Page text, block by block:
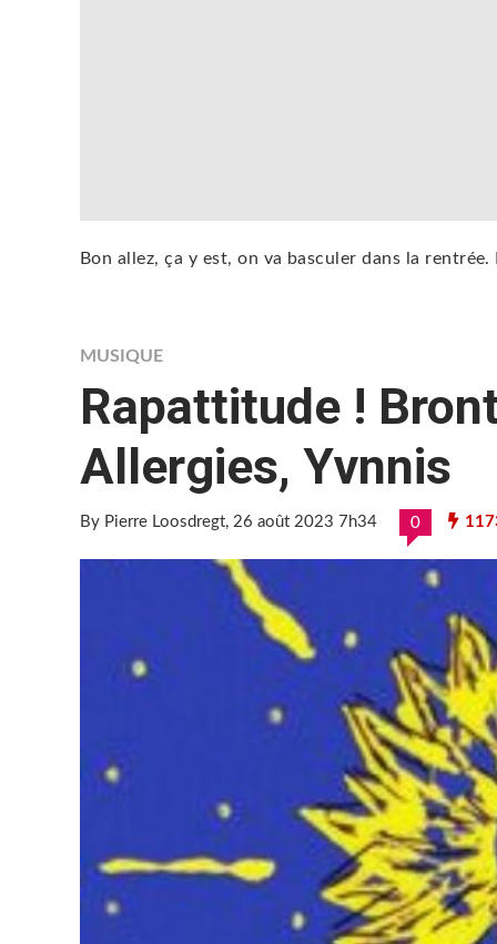
Bon allez, ça y est, on va basculer dans la
MUSIQUE
Rapattitude !
Allergies, Yvnnis
By Pierre Loosdregt, 26 août 2023 7h34 0